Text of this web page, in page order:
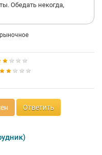
Обедать некогда,
рыночное
Ответить